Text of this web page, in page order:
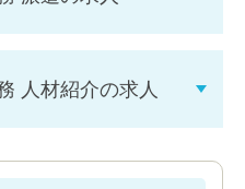
人材紹介の求人